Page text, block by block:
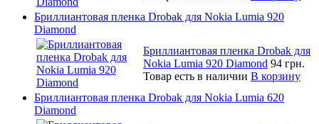
Бриллиантовая пленка Drobak для Nokia Lumia 920
Diamond
Бриллиантовая пленка Drobak для
Nokia Lumia 920 Diamond 94 грн.
Товар есть в наличии В корзину
Бриллиантовая пленка Drobak для Nokia Lumia 620
Diamond